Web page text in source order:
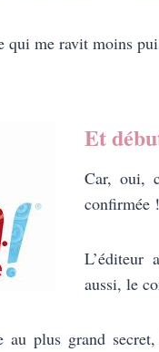
qui me ravit moins
Et
Car, oui,
confirmée
L’éditeur
aussi, le
au plus grand